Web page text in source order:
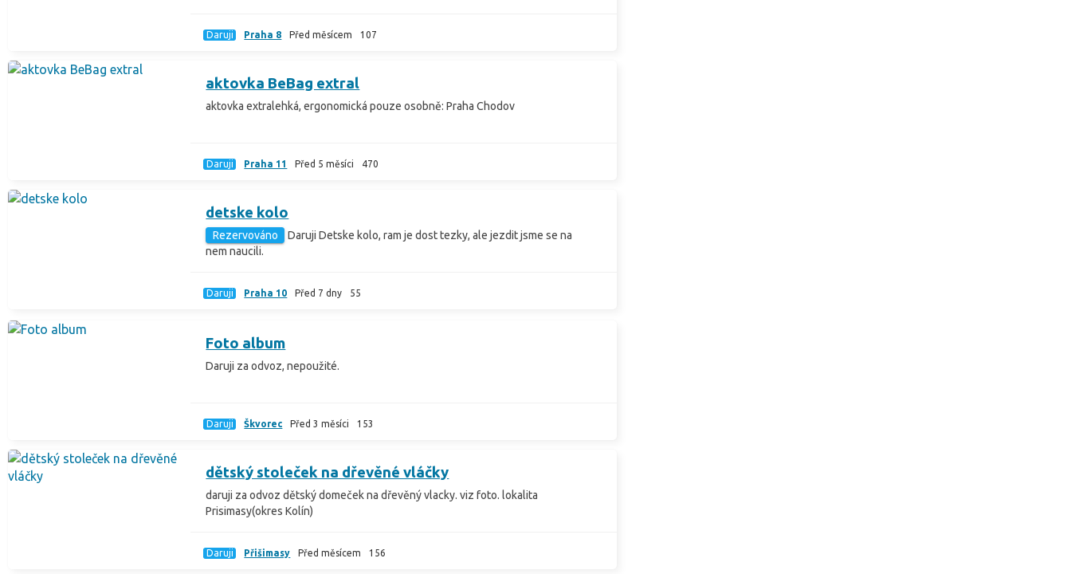
Daruji Praha 8 Před měsícem 107
aktovka BeBag extral
aktovka extralehká, ergonomická pouze osobně: Praha Chodov
Daruji Praha 11 Před 5 měsíci 470
detske kolo
Rezervováno
Daruji Detske kolo, ram je dost tezky, ale jezdit jsme se na
nem naucili.
Daruji Praha 10 Před 7 dny 55
Foto album
Daruji za odvoz, nepoužité.
Daruji Škvorec Před 3 měsíci 153
dětský stoleček na dřevěné vláčky
daruji za odvoz dětský domeček na dřevěný vlacky. viz foto. lokalita
Prisimasy(okres Kolín)
Daruji Přišimasy Před měsícem 156